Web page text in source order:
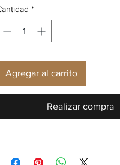
*
Agregar al carrito
Realizar compra